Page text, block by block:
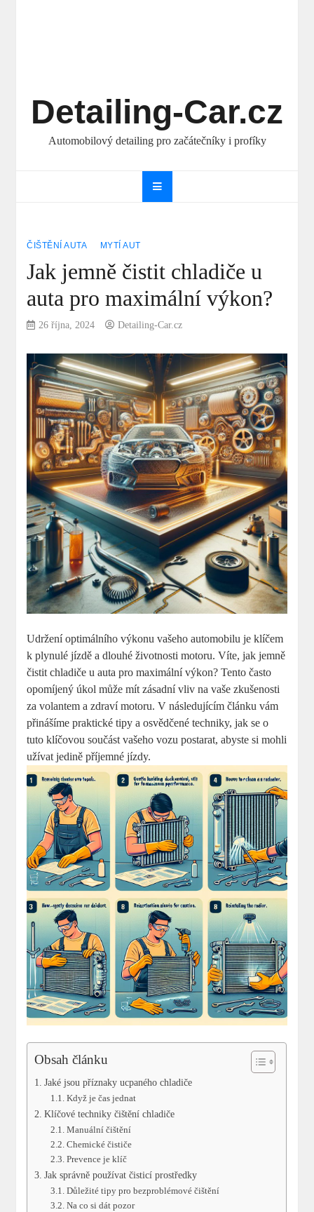
Detailing-Car.cz
Automobilový detailing pro začátečníky i profíky
ČIŠTĚNÍ AUTA MYTÍ AUT
Jak jemně čistit chladiče u
auta pro maximální výkon?
26 října, 2024 Detailing-Car.cz
Udržení optimálního výkonu vašeho automobilu je klíčem
k plynulé jízdě a dlouhé životnosti motoru. Víte, jak jemně
čistit chladiče u auta pro maximální výkon? Tento často
opomíjený úkol může mít zásadní vliv na vaše zkušenosti
za volantem a zdraví motoru. V následujícím článku vám
přinášíme praktické tipy a osvědčené techniky, jak se o
tuto klíčovou součást vašeho vozu postarat, abyste si mohli
užívat jedině příjemné jízdy.
Obsah článku
Jaké jsou příznaky ucpaného chladiče
Když je čas jednat
Klíčové techniky čištění chladiče
Manuální čištění
Chemické čističe
Prevence je klíč
Jak správně používat čisticí prostředky
Důležité tipy pro bezproblémové čištění
Na co si dát pozor